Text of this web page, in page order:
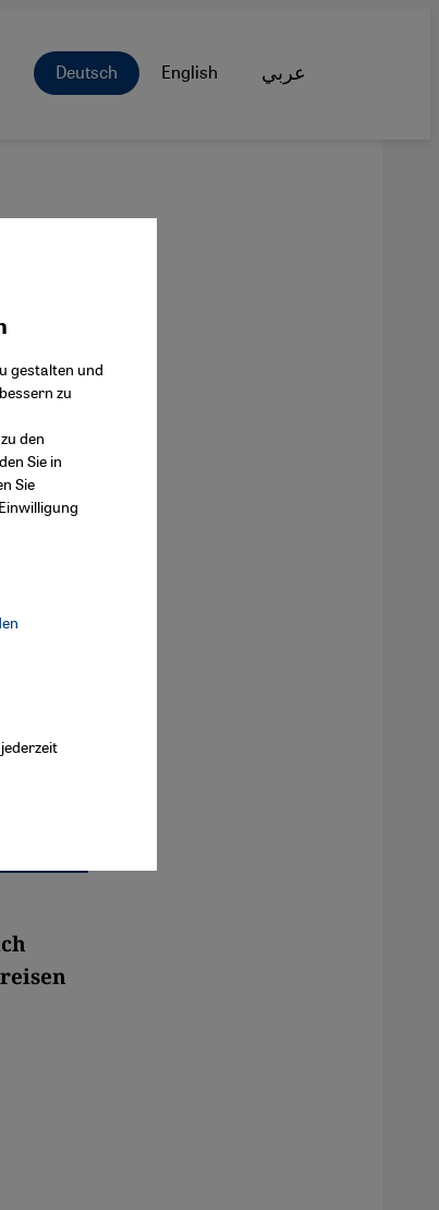
Deutsch English عربي
gestalten und
zu
den
Sie in
Sie
Google Maps Embed, Google Tag Manager, Instagram Embed,